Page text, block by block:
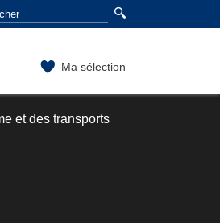
Ma sélection
et des transports